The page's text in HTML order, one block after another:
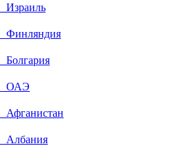
Израиль
Финляндия
Болгария
ОАЭ
Афганистан
Албания